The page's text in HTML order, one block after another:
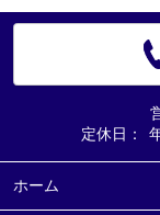
定休日：
ホーム